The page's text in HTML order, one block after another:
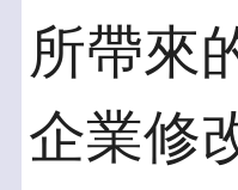
所帶來
企業修